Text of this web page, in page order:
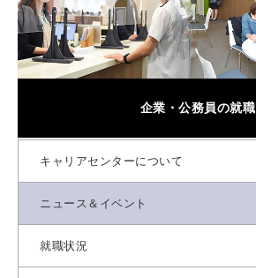
企業・公務員の就職
キャリアセンターについて
ニュース＆イベント
就職状況